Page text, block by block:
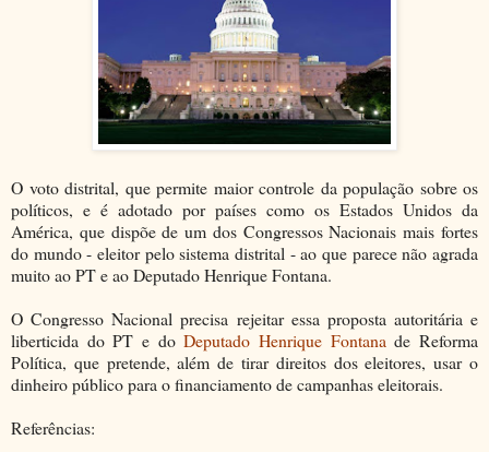
O voto distrital, que permite maior controle da população sobre os
políticos, e é adotado por países como os Estados Unidos da
América, que dispõe de um dos Congressos Nacionais mais fortes
do mundo - eleitor pelo sistema distrital - ao que parece não agrada
muito ao PT e ao Deputado Henrique Fontana.
O Congresso Nacional precisa rejeitar essa proposta autoritária e
liberticida do PT e doDeputado Henrique Fontana de Reforma
Política, que pretende, além de tirar direitos dos eleitores, usar o
dinheiro público para o financiamento de campanhas eleitorais.
Referências: